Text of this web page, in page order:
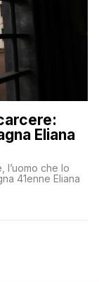
Eliana
l’uomo che lo
41enne Eliana